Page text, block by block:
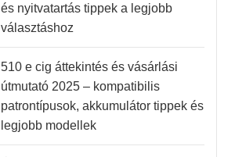
és nyitvatartás tippek a legjobb
választáshoz
510 e cig áttekintés és vásárlási
útmutató 2025 – kompatibilis
patrontípusok, akkumulátor tippek és
legjobb modellek